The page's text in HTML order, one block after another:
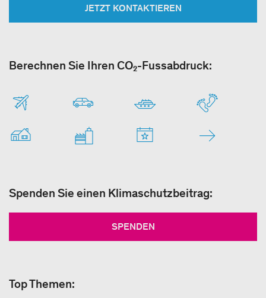
JETZT KONTAKTIEREN
Berechnen Sie Ihren CO₂-Fussabdruck:
Spenden Sie einen Klimaschutzbeitrag:
SPENDEN
Top Themen: